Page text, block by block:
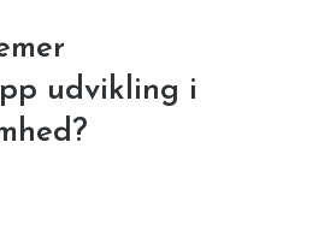
udvikling i